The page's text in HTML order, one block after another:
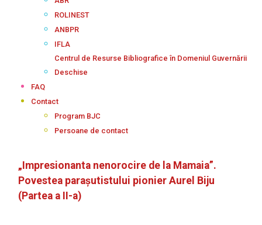
ROLINEST
ANBPR
IFLA
Centrul de Resurse Bibliografice în Domeniul Guvernării
Deschise
FAQ
Contact
Program BJC
Persoane de contact
„Impresionanta nenorocire de la Mamaia”.
Povestea parașutistului pionier Aurel Biju
(Partea a II-a)